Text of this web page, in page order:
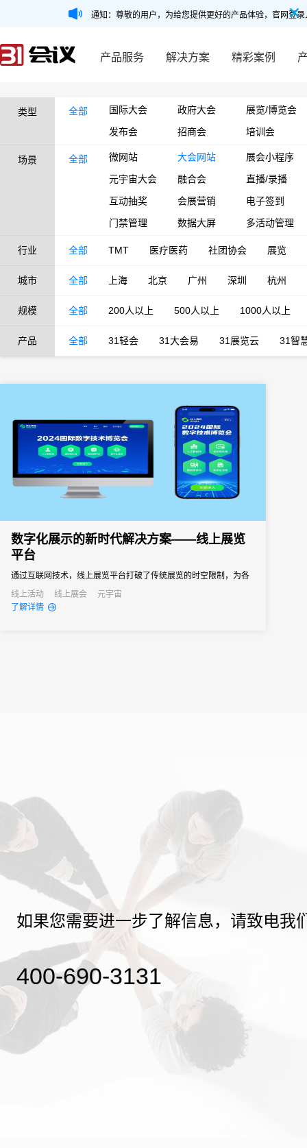
通知：尊敬的用户，为给您提供更好的产品体验，官网登
产品服务 解决方案 精彩案例
类型 全部 国际大会 政府大会
展览/博览会
发布会
招商会 培训会
场景 全部 微网站 大会网站
展会小程序
元宇宙大会
融合会
直播/录播
互动抽奖
会展营销
电子签到
门禁管理
数据大屏 多活动管理
行业 全部 TMT 医疗医药 社团协会 展览
城市 全部 上海 北京 广州 深圳 杭州
规模 全部 200人以上 500人以上 1000人以上
产品 全部 31轻会 31大会易 31展览云 31智
数字化展示的新时代解决方案——线上展览
平台
通过互联网技术，线上展览平台打破了传统展览的时空限制，为各
类活动提供了全新的展示方式。
线上活动 线上展会
元宇宙
了解详情
如果您需要进一步了解信息，请致电我
400-690-3131